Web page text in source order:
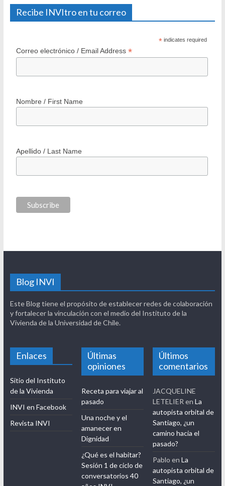
Recibe INVItro en tu correo
* indicates required
Correo electrónico / Email Address *
Nombre / First Name
Apellido / Last Name
Blog INVI
Este Blog tiene el propósito de establecer redes de colaboración
y fortalecer la vinculación con el medio del Instituto de la
Vivienda de la Universidad de Chile.
Enlaces
Sitio del Instituto
de la Vivienda
INVI en Facebook
Revista INVI
Últimas
opiniones
Receta para viajar al
pasado
Una noche y el
amanecer en
Dignidad
¿Qué es el habitar?
Sesión 1 de ciclo de
conversatorios 40
Últimos
comentarios
JACQUELINE
LETELIER enLa
autopista orbital de
Santiago, ¿un
camino hacia el
pasado?
Pablo enLa
autopista orbital de
Santiago, ¿un